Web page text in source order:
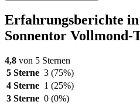
Erfahrungsberichte
Sonnentor Vollmond-
4,8 von 5 Sternen
5 Sterne 3 (75%)
4 Sterne 1 (25%)
3 Sterne 0 (0%)